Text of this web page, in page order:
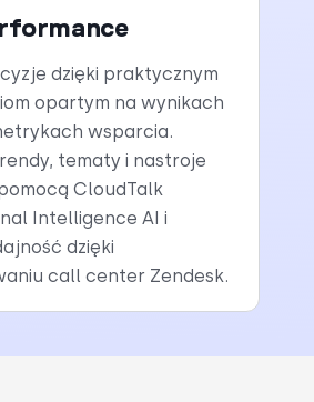
dzięki praktycznym
opartym na wynikach
wsparcia.
tematy i nastroje
CloudTalk
Intelligence AI i
dzięki
call center Zendesk.